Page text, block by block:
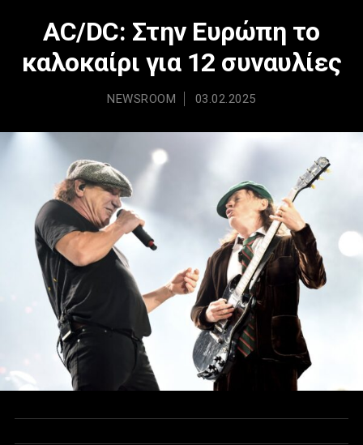
AC/DC: Στην Ευρώπη το
καλοκαίρι για 12 συναυλίες
NEWSROOM 03.02.2025